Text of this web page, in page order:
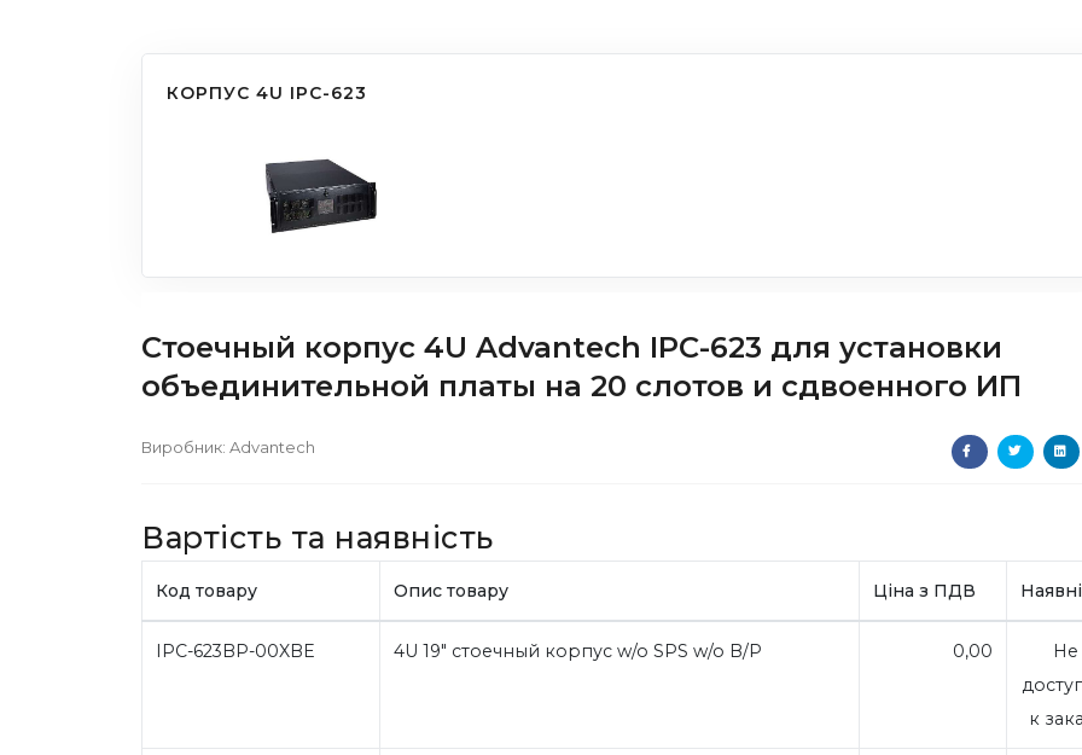
КОРПУС 4U IPC-623
Стоечный корпус 4U Advantech IPC-623 для установки
объединительной платы на 20 слотов и сдвоенного ИП
Виробник: Advantech
Вартість та наявність
Код товару Опис товару Ціна з ПДВ
IPC-623BP-00XBE 4U 19" стоечный корпус w/o SPS w/o B/P 0,00
Не
к